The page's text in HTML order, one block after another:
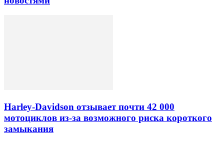
Harley-Davidson отзывает почти 42 000
мотоциклов из-за возможного риска короткого
замыкания